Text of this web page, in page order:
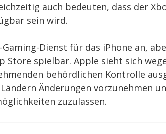
auch bedeuten, dass der
sein wird.
Dienst für das iPhone an,
spielbar. Apple sieht sich
behördlichen Kontrolle
Änderungen vorzunehmen
zuzulassen.